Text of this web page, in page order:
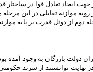
ایجاد تعادل قوا در ساختار
رویه موازنه تقابلی در این
اجتماعی که در فروردین ۱۳۵۸در دوران دولت بازرگان
نهایت توانستند از سرند